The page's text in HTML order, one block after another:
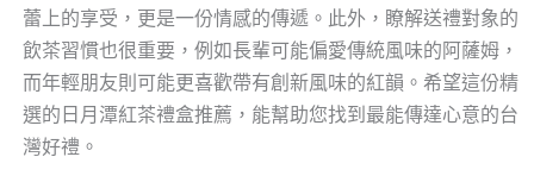
蕾上的享受，更是一份情感的傳遞。此外，瞭解送禮對象的
飲茶習慣也很重要，例如長輩可能偏愛傳統風味的阿薩姆，
而年輕朋友則可能更喜歡帶有創新風味的紅韻。希望這份精
選的日月潭紅茶禮盒推薦，能幫助您找到最能傳達心意的台
灣好禮。